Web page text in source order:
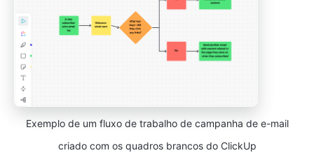
Exemplo de um fluxo de trabalho de campanha de e-mail
criado com os quadros brancos do ClickUp